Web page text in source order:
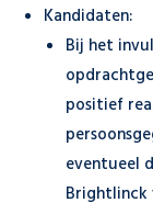
Kandidaten:
Bij het
positief
eventueel